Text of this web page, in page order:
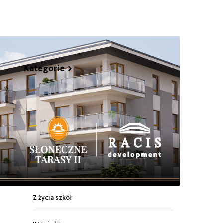
Kategorie
Z życia miasta
Sport
Kultura
Wiadomości z regionu
Z życia szkół